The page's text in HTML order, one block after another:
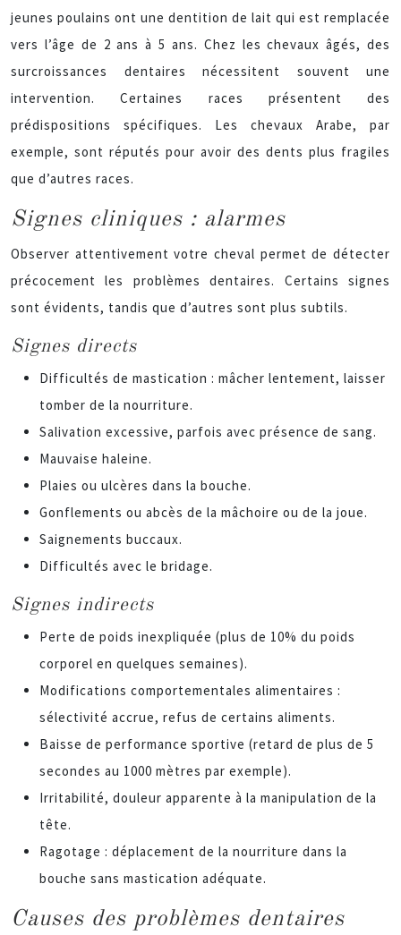
jeunes poulains ont une dentition de lait qui est remplacée
vers l’âge de 2 ans à 5 ans. Chez les chevaux âgés, des
surcroissances dentaires nécessitent souvent une
intervention. Certaines races présentent des
prédispositions spécifiques. Les chevaux Arabe, par
exemple, sont réputés pour avoir des dents plus fragiles
que d’autres races.
Signes cliniques : alarmes
Observer attentivement votre cheval permet de détecter
précocement les problèmes dentaires. Certains signes
sont évidents, tandis que d’autres sont plus subtils.
Signes directs
Difficultés de mastication : mâcher lentement, laisser
tomber de la nourriture.
Salivation excessive, parfois avec présence de sang.
Mauvaise haleine.
Plaies ou ulcères dans la bouche.
Gonflements ou abcès de la mâchoire ou de la joue.
Saignements buccaux.
Difficultés avec le bridage.
Signes indirects
Perte de poids inexpliquée (plus de 10% du poids
corporel en quelques semaines).
Modifications comportementales alimentaires :
sélectivité accrue, refus de certains aliments.
Baisse de performance sportive (retard de plus de 5
secondes au 1000 mètres par exemple).
Irritabilité, douleur apparente à la manipulation de la
tête.
Ragotage : déplacement de la nourriture dans la
bouche sans mastication adéquate.
Causes des problèmes dentaires